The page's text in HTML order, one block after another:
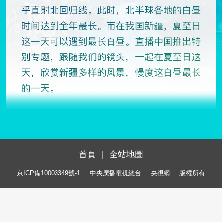
首頁 全站地圖
京ICP備10003349號-1 中央廣播電視總台 央視網 版權所有